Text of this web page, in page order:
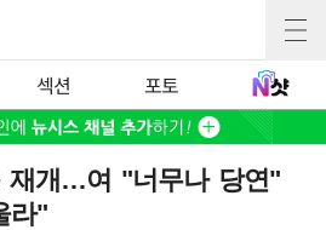
섹션 포토
재개…여 "너무나 당연"
라"